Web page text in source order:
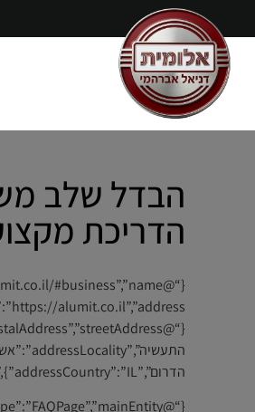
הבדל שלב
הדריכת
הדרום”,”addressCountry”:”IL”},”priceRange”:”₪₪”}